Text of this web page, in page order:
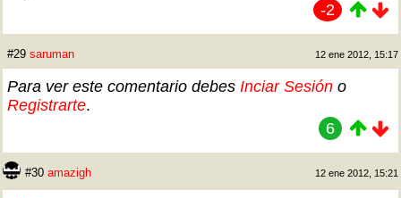
-2
#29 saruman 12 ene 2012, 15:17
Para ver este comentario debes Inciar Sesión o
Registrarte.
6
#30 amazigh 12 ene 2012, 15:21